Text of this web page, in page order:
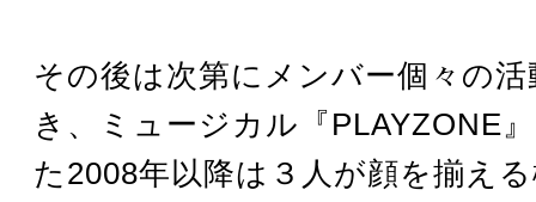
その後は次第にメンバー個々の
き、ミュージカル『PLAYZONE
た2008年以降は３人が顔を揃え